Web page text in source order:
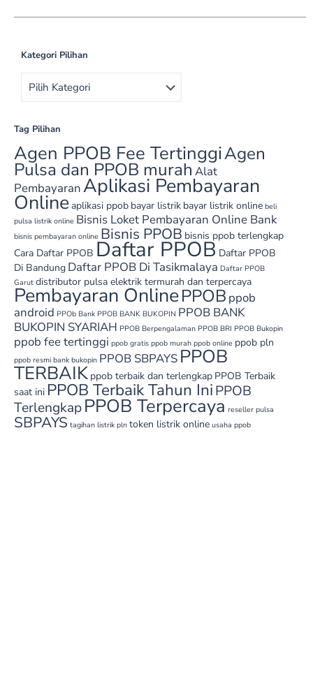
Kategori Pilihan
Tag Pilihan
Agen PPOB Fee TertinggiAgen
Pulsa dan PPOB murah‎ Alat
PembayaranAplikasi Pembayaran
Onlineaplikasi ppob bayar listrik bayar listrik online beli
pulsa listrik online Bisnis Loket Pembayaran Online Bank
bisnis pembayaran online Bisnis PPOB bisnis ppob terlengkap
Cara Daftar PPOB Daftar PPOB Daftar PPOB
Di Bandung Daftar PPOB Di Tasikmalaya Daftar PPOB
Garut distributor pulsa elektrik termurah dan terpercaya
Pembayaran OnlinePPOB ppob
android PPOb Bank PPOB BANK BUKOPIN PPOB BANK
BUKOPIN SYARIAH PPOB Berpengalaman PPOB BRI PPOB Bukopin
ppob fee tertinggi ppob gratis ppob murah ppob online ppob pln
ppob resmi bank bukopin PPOB SBPAYS PPOB
TERBAIK ppob terbaik dan terlengkap PPOB Terbaik
saat ini PPOB Terbaik Tahun IniPPOB
TerlengkapPPOB Terpercaya reseller pulsa
SBPAYS tagihan listrik pln token listrik online usaha ppob